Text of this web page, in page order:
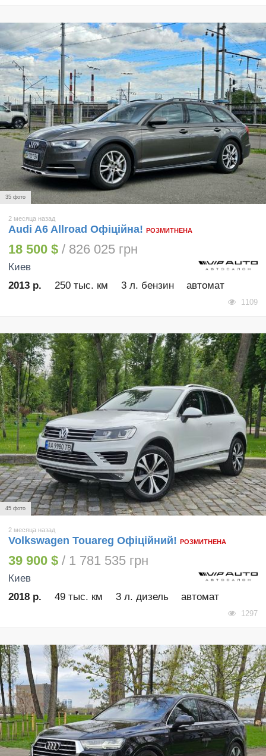
35 фото
2 месяца назад
Audi A6 Allroad Офіційна! РОЗМИТНЕНА
18 500 $ / 826 025 грн
Киев
2013 р.
250 тыс. км 3 л. бензин автомат
1109
45 фото
2 месяца назад
Volkswagen Touareg Офіційний! РОЗМИТНЕНА
39 900 $ / 1 781 535 грн
Киев
2018 р.
49 тыс. км 3 л. дизель автомат
1297